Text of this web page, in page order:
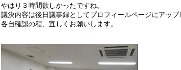
やはり３時間欲しかったですね。
議決内容は後日議事録としてプロフィールページにアップ
各自確認の程、宜しくお願いします。